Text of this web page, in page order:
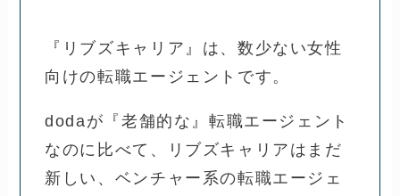
『リブズキャリア』は、数少ない女性
向けの転職エージェントです。
dodaが『老舗的な』転職エージェント
なのに比べて、リブズキャリアはまだ
新しい、ベンチャー系の転職エージェ